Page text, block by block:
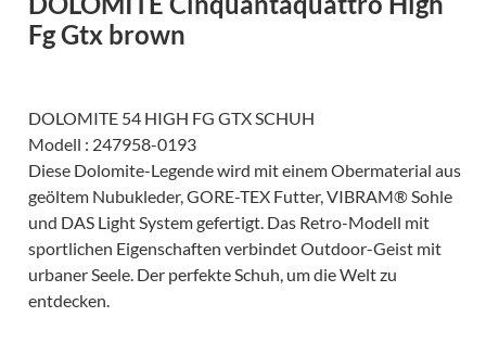
Fg Gtx brown
DOLOMITE 54 HIGH FG GTX SCHUH
Modell : 247958-0193
Diese Dolomite-Legende wird mit einem Obermaterial aus
geöltem Nubukleder, GORE-TEX Futter, VIBRAM® Sohle
und DAS Light System gefertigt. Das Retro-Modell mit
sportlichen Eigenschaften verbindet Outdoor-Geist mit
urbaner Seele. Der perfekte Schuh, um die Welt zu
entdecken.